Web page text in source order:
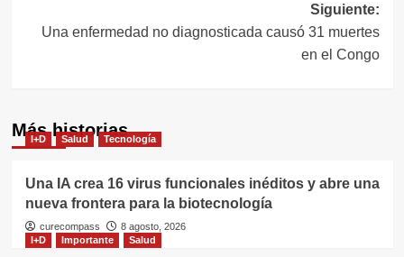
Siguiente:
Una enfermedad no diagnosticada causó 31 muertes
en el Congo
Más historias
I+D Salud Tecnología
Una IA crea 16 virus funcionales inéditos y abre una
nueva frontera para la biotecnología
curecompass
8 agosto, 2026
I+D
Importante Salud